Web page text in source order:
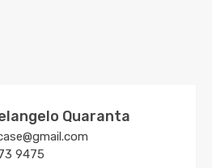
Quaranta
9475